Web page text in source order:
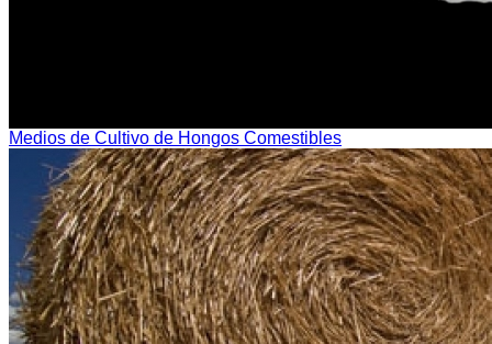
Medios de Cultivo de Hongos Comestibles